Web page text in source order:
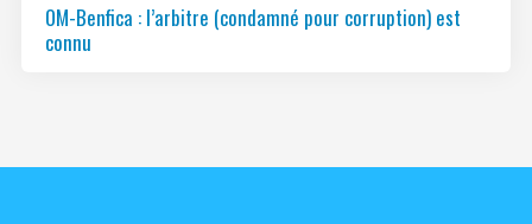
OM-Benfica : l’arbitre (condamné pour corruption) est
connu